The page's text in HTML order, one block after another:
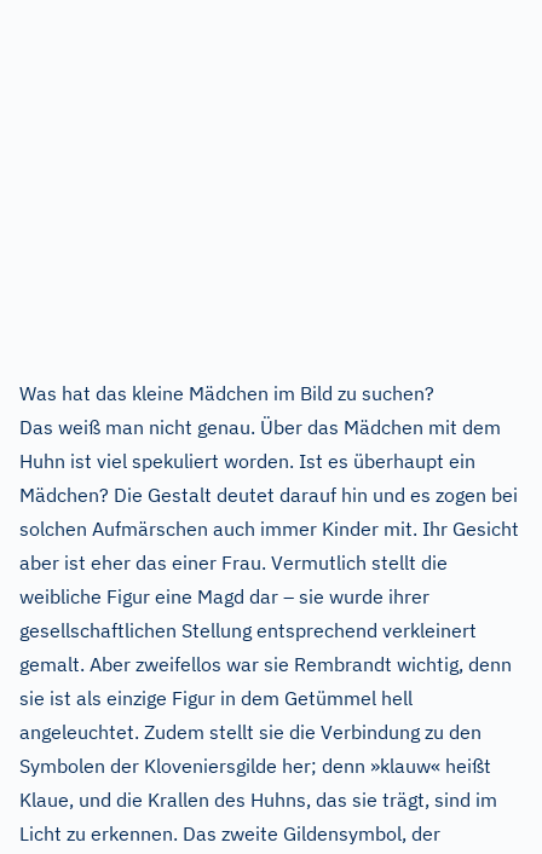
Was hat das kleine Mädchen im Bild zu suchen?
Das weiß man nicht genau. Über das Mädchen mit dem
Huhn ist viel spekuliert worden. Ist es überhaupt ein
Mädchen? Die Gestalt deutet darauf hin und es zogen bei
solchen Aufmärschen auch immer Kinder mit. Ihr Gesicht
aber ist eher das einer Frau. Vermutlich stellt die
weibliche Figur eine Magd dar – sie wurde ihrer
gesellschaftlichen Stellung entsprechend verkleinert
gemalt. Aber zweifellos war sie Rembrandt wichtig, denn
sie ist als einzige Figur in dem Getümmel hell
angeleuchtet. Zudem stellt sie die Verbindung zu den
Symbolen der Kloveniersgilde her; denn »klauw« heißt
Klaue, und die Krallen des Huhns, das sie trägt, sind im
Licht zu erkennen. Das zweite Gildensymbol, der